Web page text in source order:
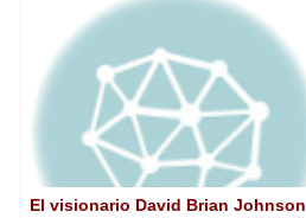
El visionario David Brian Johnson